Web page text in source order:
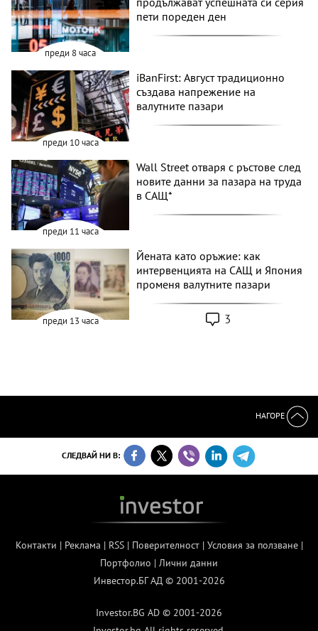
преди 8 часа
пети пореден ден
преди 10 часа
iBanFirst: Август традиционно
създава напрежение на
валутните пазари
преди 11 часа
Wall Street отваря с ръстове след
новите данни за пазара на труда
в САЩ*
преди 13 часа
Йената като оръжие: как
интервенцията на САЩ и Япония
променя валутните пазари
3
НАГОРЕ
СЛЕДВАЙ НИ В:
Контакти | Реклама | RSS| Поверителност| Условия за ползване|
Портфолио | Лични данни
Инвестор.БГ АД © 2001-2026
Investor.BG AD © 2001-2026